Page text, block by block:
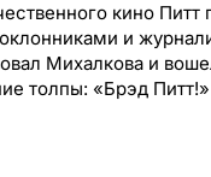
кино
и
Михалкова и
толпы: «Брэд Питт!»